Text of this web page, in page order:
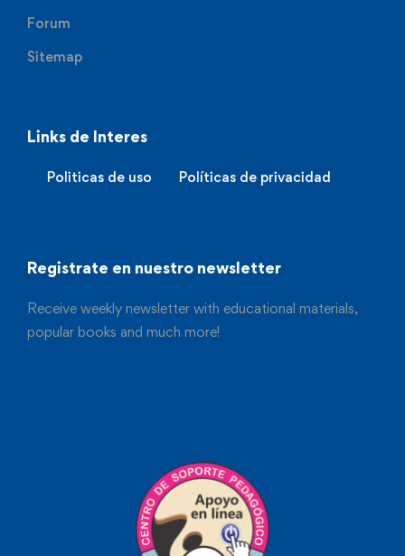
Forum
Sitemap
Links de Interes
Politicas de uso Políticas de privacidad
Registrate en nuestro newsletter
Receive weekly newsletter with educational materials,
popular books and much more!